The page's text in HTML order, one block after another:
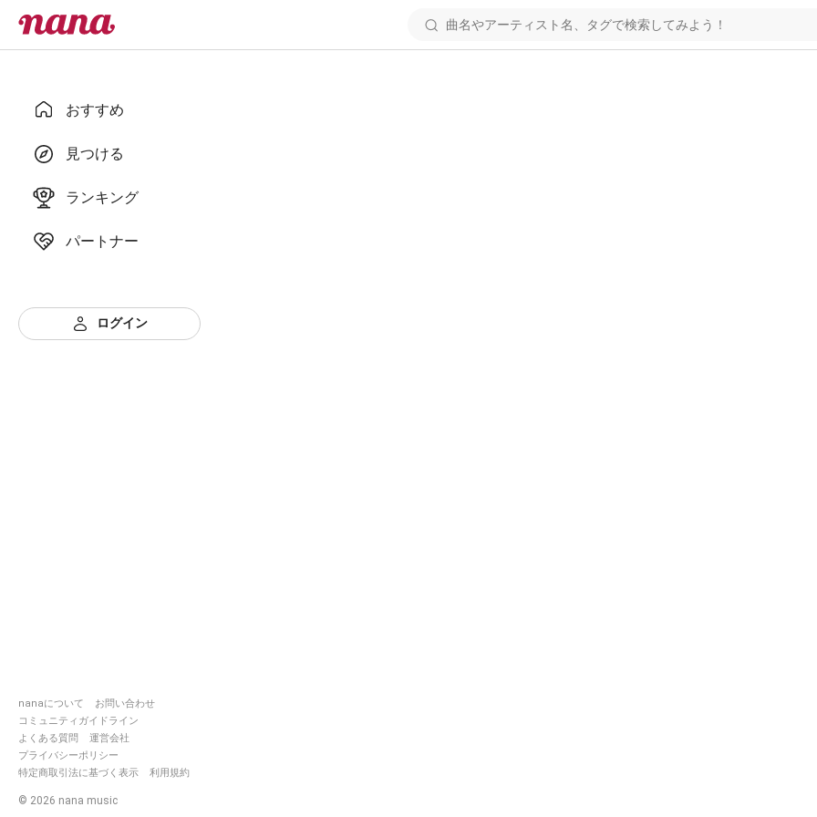
おすすめ
見つける
ランキング
パートナー
ログイン
nanaについて
お問い合わせ
コミュニティガイドライン
よくある質問
運営会社
プライバシーポリシー
特定商取引法に基づく表示
利用規約
© 2026 nana music